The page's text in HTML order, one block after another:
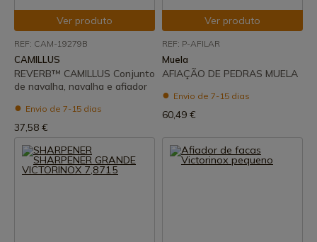
Ver produto
REF: CAM-19279B
CAMILLUS
REVERB™ CAMILLUS Conjunto
de navalha, navalha e afiador
Envio de 7-15 dias
37,58 €
Ver produto
REF: P-AFILAR
Muela
AFIAÇÃO DE PEDRAS MUELA
Envio de 7-15 dias
60,49 €